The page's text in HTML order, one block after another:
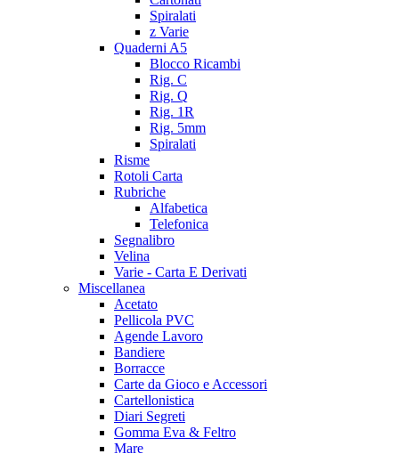
Spiralati
z Varie
Quaderni A5
Blocco Ricambi
Rig. C
Rig. Q
Rig. 1R
Rig. 5mm
Spiralati
Risme
Rotoli Carta
Rubriche
Alfabetica
Telefonica
Segnalibro
Velina
Varie - Carta E Derivati
Miscellanea
Acetato
Pellicola PVC
Agende Lavoro
Bandiere
Borracce
Carte da Gioco e Accessori
Cartellonistica
Diari Segreti
Gomma Eva & Feltro
Mare